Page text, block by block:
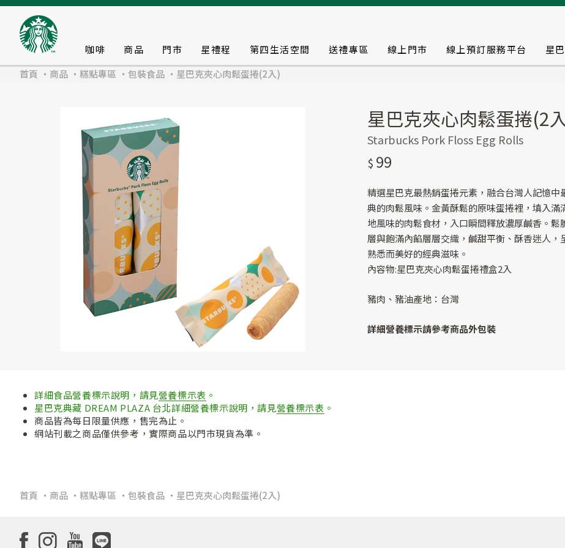
咖啡 商品 門市 星禮程 第四生活空間 送禮專區 線上門市 線上預訂服務平台
星
首頁
商品 糕點專區 包裝食品 星巴克夾心肉鬆蛋捲(2入)
星巴克夾心肉鬆蛋捲(2
Starbucks Pork Floss Egg Rolls
99
精選星巴克最熱銷蛋捲元素，融合台灣人記憶中
典的肉鬆風味。金黃酥鬆的原味蛋捲裡，填入滿
地風味的肉鬆食材，入口瞬間釋放濃厚鹹香。鬆
層與飽滿內餡層層交織，鹹甜平衡、酥香迷人，
熟悉而美好的經典滋味。
內容物:星巴克夾心肉鬆蛋捲禮盒2入
豬肉、豬油產地：台灣
詳細營養標示請參考商品外包裝
詳細食品營養標示說明，請見營養標示表 。
星巴克典藏 DREAM PLAZA 台北詳細營養標示說明，請見營養標示表 。
商品皆為每日限量供應，售完為止。
網站刊載之商品僅供參考，實際商品以門市現貨為準。
首頁 商品 糕點專區 包裝食品 星巴克夾心肉鬆蛋捲(2入)